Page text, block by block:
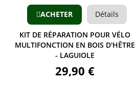
ACHETER Détails
KIT DE RÉPARATION POUR VÉLO
MULTIFONCTION EN BOIS D'HÊTRE
- LAGUIOLE
29,90 €